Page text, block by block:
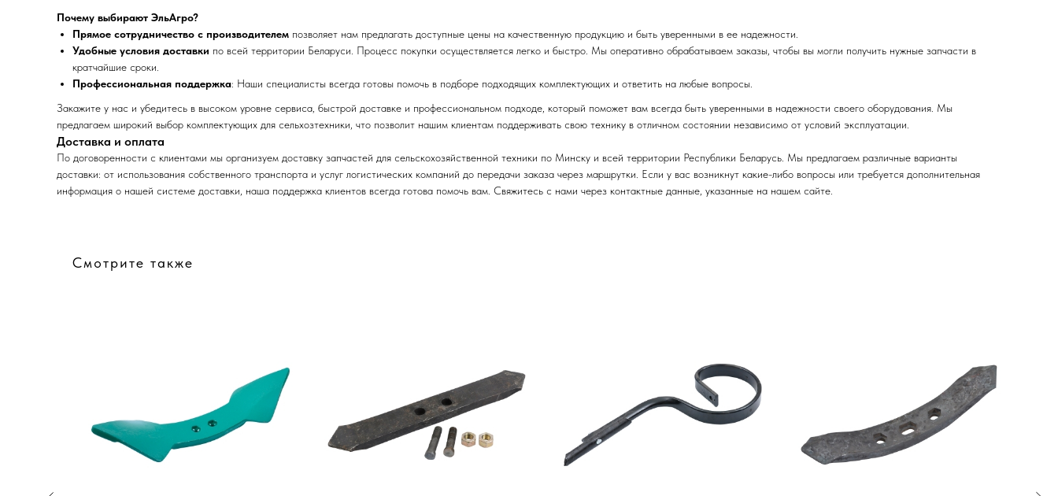
Почему выбирают ЭльАгро?
Прямое сотрудничество с производителем позволяет нам предлагать доступные цены на качественную продукцию и быть уверенными в ее надежности.
Удобные условия доставки по всей территории Беларуси. Процесс покупки осуществляется легко и быстро. Мы оперативно обрабатываем заказы, чтобы вы могли получить нужные запчасти в
кратчайшие сроки.
Профессиональная поддержка: Наши специалисты всегда готовы помочь в подборе подходящих комплектующих и ответить на любые вопросы.
Закажите у нас и убедитесь в высоком уровне сервиса, быстрой доставке и профессиональном подходе, который поможет вам всегда быть уверенными в надежности своего оборудования. Мы
предлагаем широкий выбор комплектующих для сельхозтехники, что позволит нашим клиентам поддерживать свою технику в отличном состоянии независимо от условий эксплуатации.
Доставка и оплата
По договоренности с клиентами мы организуем доставку запчастей для сельскохозяйственной техники по Минску и всей территории Республики Беларусь. Мы предлагаем различные варианты
доставки: от использования собственного транспорта и услуг логистических компаний до передачи заказа через маршрутки. Если у вас возникнут какие-либо вопросы или требуется дополнительная
информация о нашей системе доставки, наша поддержка клиентов всегда готова помочь вам. Свяжитесь с нами через контактные данные, указанные на нашем сайте.
Смотрите также